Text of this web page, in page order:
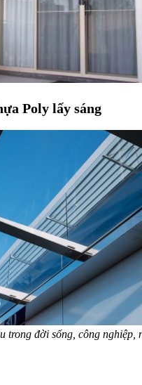
Poly lấy sáng
trong đời sống, công nghiệp,